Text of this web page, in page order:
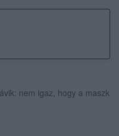
nem igaz, hogy a maszk